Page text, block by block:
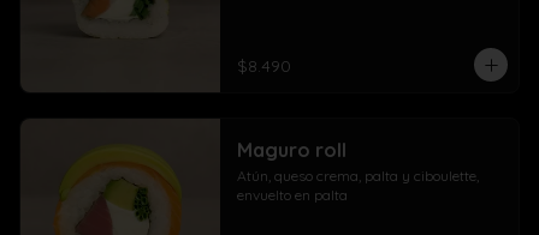
$8.490
Maguro roll
Atún, queso crema, palta y ciboulette,
envuelto en palta